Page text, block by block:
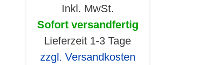
Inkl. MwSt.
Sofort versandfertig
Lieferzeit 1-3 Tage
zzgl. Versandkosten